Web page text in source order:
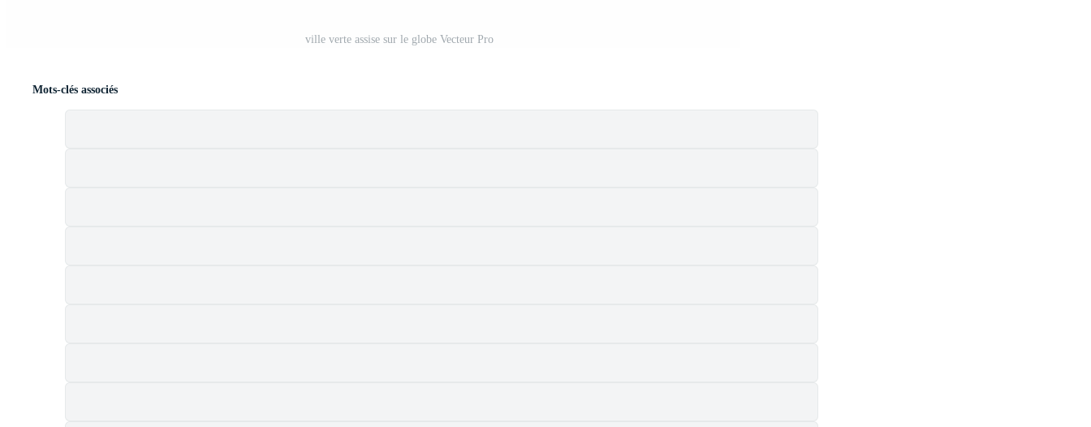
ville verte assise sur le globe Vecteur Pro
Mots-clés associés